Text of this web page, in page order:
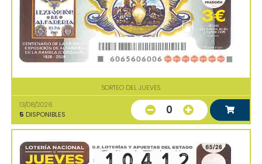
SORTEO DEL JUEVES
13/08/2026
5 DISPONIBLES 0